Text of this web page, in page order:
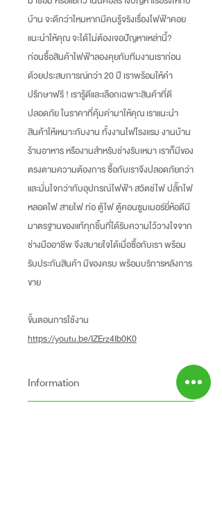
บ้าน จะดีกว่าไหมหากมีคนรู้จริงเรื่องไฟฟ้าคอย
แนะนำให้คุณ จะได้ไม่ต้องเจอปัญหาเหล่านี้?
ก่อนซื้อสินค้าไฟฟ้าลองคุยกับทีมงานเราก่อน
ด้วยประสบการณ์กว่า20ปี เราพร้อมให้คำ
ปรึกษาฟรี! เรารู้ดีและเลือกเฉพาะสินค้าที่ดี
ปลอดภัย ในราคาที่คุ้มค่ามาให้คุณ เราแนะนำ
สินค้าให้เหมาะกับงาน ทั้งงานไฟโรงแรม งานบ้าน
ร้านอาหาร หรืองานสำหรับช่างรับเหมา เราก็มีของ
ตรงตามความต้องการ ซื้อกับเราจึงปลอดภัยกว่า
และมั่นใจกว่ากับอุปกรณ์ไฟฟ้า สวิตช์ไฟ ปลั๊กไฟ
หลอดไฟ สายไฟ ท่อ ตู้ไฟ ตู้คอนซูมเมอร์ยี่ห้อดีมี
มาตรฐานของแท้ทุกชิ้นที่ได้รับความไว้วางใจจาก
ช่างมืออาชีพ จึงสบายใจได้เมื่อซื้อกับเรา พร้อม
รับประกันสินค้า มีของครบ พร้อมบริการหลังการ
ขาย
ขั้นตอนการใช้งาน
https://youtu.be/IZErz4Ib0K0
Information